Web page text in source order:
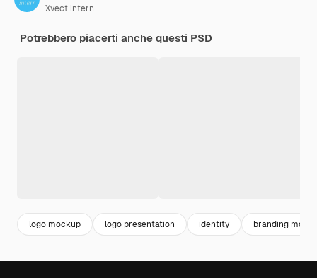
Xvect intern
Potrebbero piacerti anche questi PSD
logo mockup logo presentation identity branding